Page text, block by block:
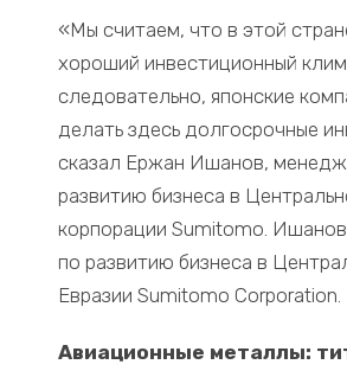
«Мы считаем, что в этой
хороший инвестиционный
следовательно, японские
делать здесь долгосрочные
сказал Ержан Ишанов,
развитию бизнеса в
корпорации Sumitomo.
по развитию бизнеса в
Евразии Sumitomo Corporation.
Авиационные металлы: